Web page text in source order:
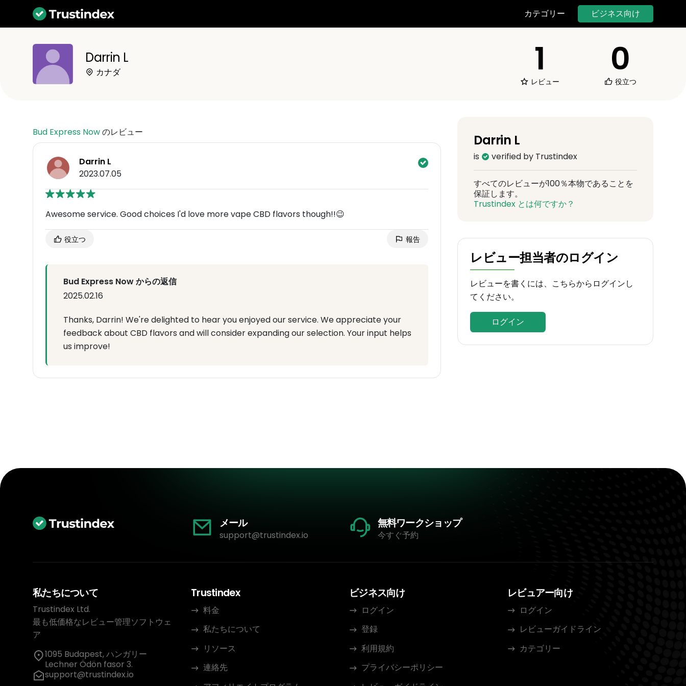
カテゴリー ビジネス向け
Darrin L
カナダ 1
レビュー
0
役立つ
Bud Express Nowのレビュー
Darrin L
2023.07.05
Awesome service. Good choices I'd love more vape CBD flavors though!!😉
役立つ 報告
Bud Express Now からの返信
2025.02.16
Thanks, Darrin! We're delighted to hear you enjoyed our service. We appreciate your
feedback about CBD flavors and will consider expanding our selection. Your input helps
us improve!
Darrin L
is verified by Trustindex
すべてのレビューが100％本物であることを
保証します。
Trustindex とは何ですか？
レビュー担当者のログイン
レビューを書くには、こちらからログインし
てください。
ログイン
メール
support@trustindex.io
無料ワークショップ
今すぐ予約
私たちについて
Trustindex Ltd.
最も低価格なレビュー管理ソフトウェ
ア
1095 Budapest, ハンガリー
Lechner Ödön fasor 3.
support@trustindex.io
Trustindex
料金
私たちについて
リソース
連絡先
ビジネス向け
ログイン
登録
利用規約
プライバシーポリシー
レビュアー向け
ログイン
レビューガイドライン
カテゴリー